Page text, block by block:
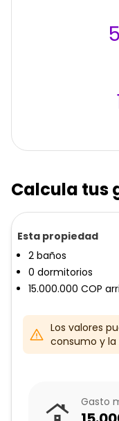
Calcula tus
Esta propiedad
2 baños
0 dormitorios
15.000.000 COP
Los valores
consumo y
Gasto